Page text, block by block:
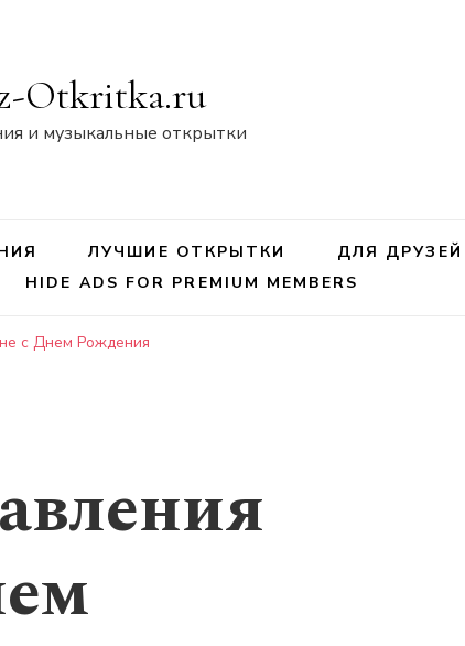
Otkritka.ru
и музыкальные открытки
ЛУЧШИЕ ОТКРЫТКИ ДЛЯ
HIDE ADS FOR PREMIUM MEMBERS
с Днем Рождения